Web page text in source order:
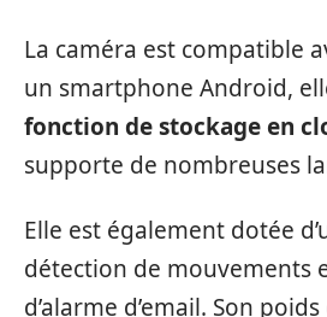
La caméra est compatible
un smartphone Android,
fonction de stockage en
supporte de nombreuses
Elle est également dotée
détection de mouvements
d’alarme d’email. Son